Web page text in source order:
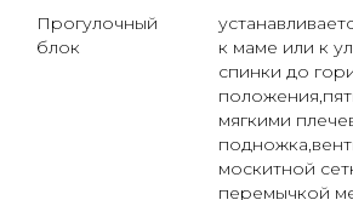
Прогулочный
блок
к маме или к
спинки до
мягкими
москитной
перемычкой